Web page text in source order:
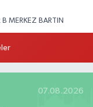
MERKEZ BARTIN
8 Merkez Bartın
07.08.2026